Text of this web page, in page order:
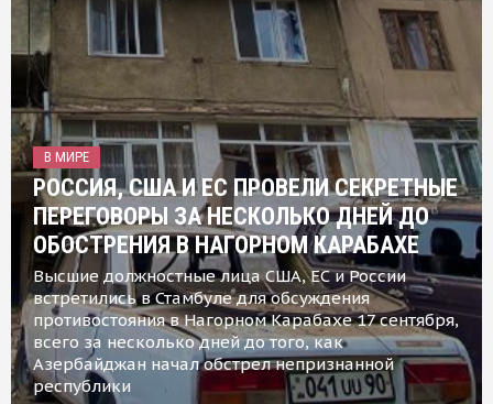
В МИРЕ
РОССИЯ, США И ЕС ПРОВЕЛИ СЕКРЕТНЫЕ
ПЕРЕГОВОРЫ ЗА НЕСКОЛЬКО ДНЕЙ ДО
ОБОСТРЕНИЯ В НАГОРНОМ КАРАБАХЕ
Высшие должностные лица США, ЕС и России
встретились в Стамбуле для обсуждения
противостояния в Нагорном Карабахе 17 сентября,
всего за несколько дней до того, как
Азербайджан начал обстрел непризнанной
республики